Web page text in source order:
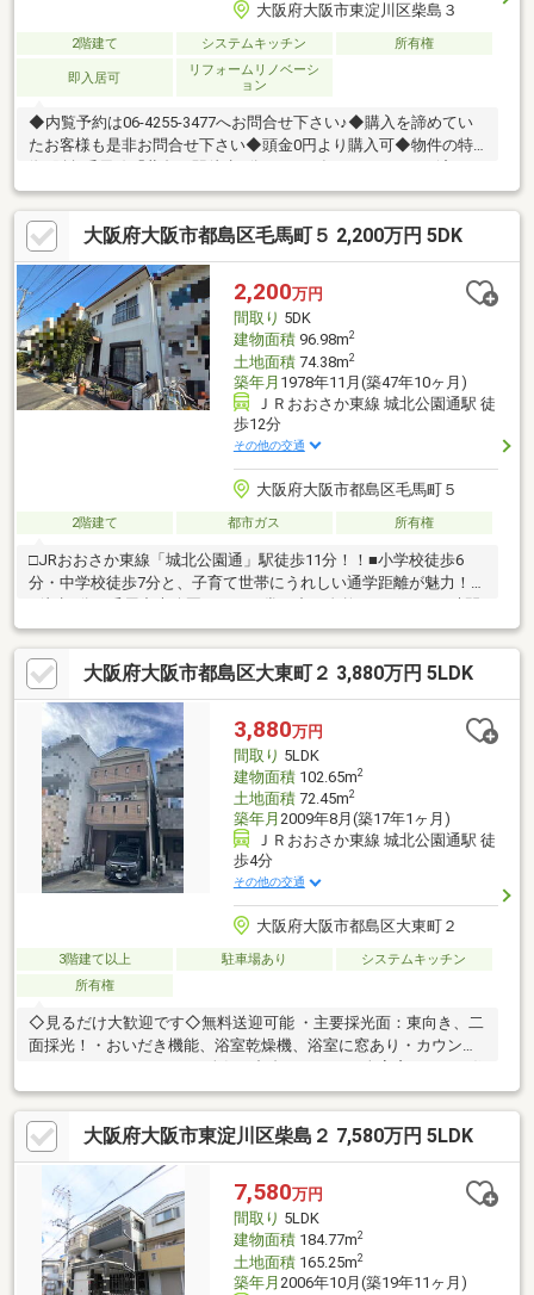
大阪府大阪市東淀川区柴島３
2階建て システムキッチン 所有権
即入居可
リフォームリノベーシ
ョン
◆内覧予約は06-4255-3477へお問合せ下さい♪◆購入を諦めてい
たお客様も是非お問合せ下さい◆頭金0円より購入可◆物件の特
♪♪4LDK・角地で陽当たり良好！♪即引渡し可！♪2沿線利用可能で
通勤・通学便利！◆見るだけ大歓迎◆接客対応品質に自信があり
◆夜間早朝もお気軽にご連絡ください！◆無料送迎可「購入する
か分からないけど見るだけ見たい」「他社の物件もまとめて見て
みたい」等ご購入をご検討中のお客様にとって、より良い条件で
ご購入頂く為に精一杯サポート致します不動産の事なら何でもお
気軽にご相談下さい！
大阪府大阪市都島区毛馬町５ 2,200万円 5DK
2,200万円
間取り 5DK
建物面積96.98m2
土地面積74.38m2
築年月 1978年11月(築47年10ヶ月)
ＪＲおおさか東線 城北公園通駅 徒
歩12分
その他の交通
大阪府大阪市都島区毛馬町５
2階建て 都市ガス 所有権
□JRおおさか東線「城北公園通」駅徒歩11分！！■小学校徒歩6
分・中学校徒歩7分と、子育て世帯にうれしい通学距離が魅力！！
も！■5DK・延床約97㎡の住まいは、部屋数に余裕があり、□家族
それぞれの時間も大切にできる間取りです。■「立地」「広さ」
「価格」のバランスを重視した住まいをお探しの方に、ぜひご覧
いただきたい物件です
大阪府大阪市都島区大東町２ 3,880万円 5LDK
3,880万円
間取り 5LDK
建物面積102.65m2
土地面積72.45m2
築年月 2009年8月(築17年1ヶ月)
ＪＲおおさか東線 城北公園通駅 徒
歩4分
その他の交通
大阪府大阪市都島区大東町２
3階建て以上 駐車場あり
システムキッチン
所有権
◇見るだけ大歓迎です◇無料送迎可能 ・主要採光面：東向き、二
面採光！・おいだき機能、浴室乾燥機、浴室に窓あり・カウンタ
環境良好・安心の住宅保証付◇レスポンスは迅速に◇交渉は全力
です◆‐多忙なお客様の「面倒だな」をフルサポート致します‐
◆「とりあえず見たい」「他社でローンをを断られた」「他社の
物件もまとめて見てみたい」「相談だけしてみたい」「しっかり
交渉してほしい」「無駄を省きたい」等お気軽にご連絡下さいま
せ。
大阪府大阪市東淀川区柴島２ 7,580万円 5LDK
7,580万円
間取り 5LDK
建物面積184.77m2
土地面積165.25m2
築年月 2006年10月(築19年11ヶ月)